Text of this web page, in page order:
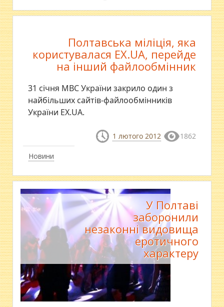
Новини
Полтавська міліція, яка
користувалася EX.UA, перейде
на інший файлообмінник
31 січня МВС України закрило один з
найбільших сайтів-файлообмінників
України EX.UA.
1 лютого 2012 1862
У Полтаві
заборонили
незаконні видовища
еротичного
характеру